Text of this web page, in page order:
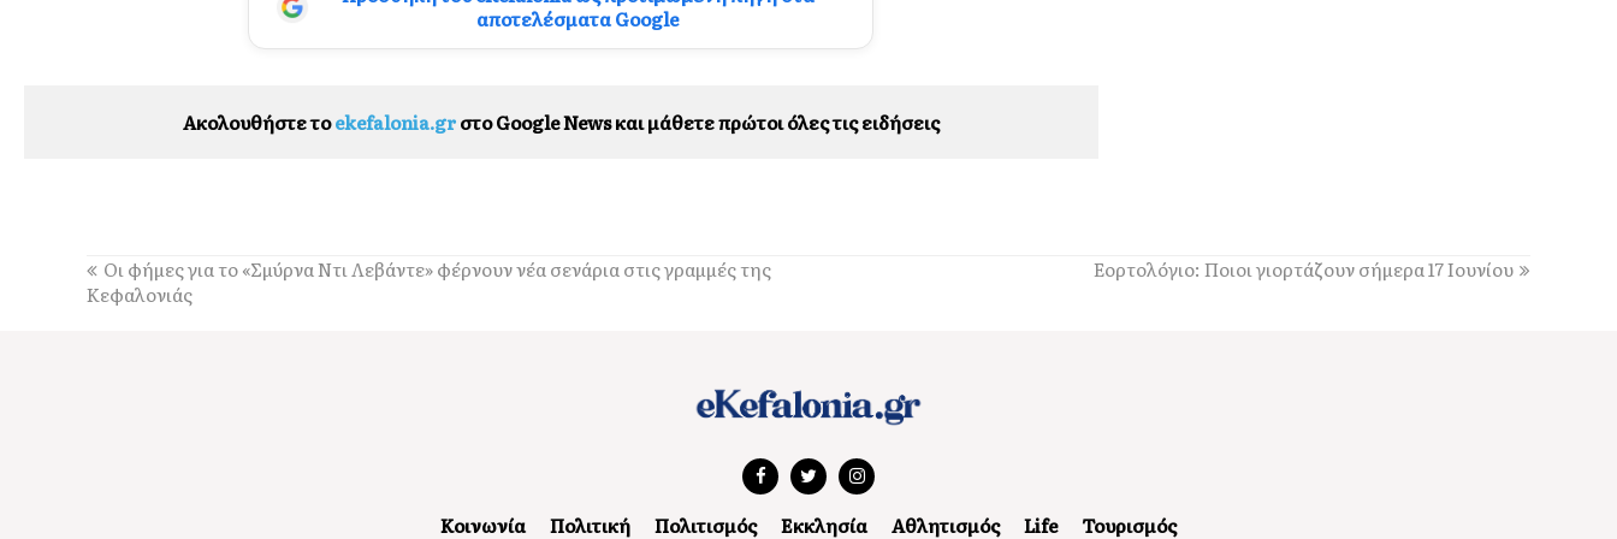
αποτελέσματα Google
Ακολουθήστε τοekefalonia.grστο Google News και μάθετε πρώτοι όλες τις ειδήσεις
12:49
Πρωτοφανής προσέλευση 3.500 ατόμων
Οι φήμες για το «Σμύρνα Ντι Λεβάντε» φέρνουν νέα σενάρια στις γραμμές της
Κεφαλονιάς
Εορτολόγιο: Ποιοι γιορτάζουν σήμερα 17 Ιουνίου
Κοινωνία Πολιτική Πολιτισμός Εκκλησία Αθλητισμός Life Τουρισμός